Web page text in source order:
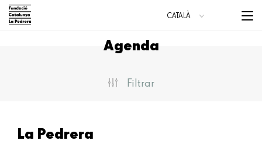
Vés
Menu
CATALÀ
Agenda
Filtrar
La Pedrera